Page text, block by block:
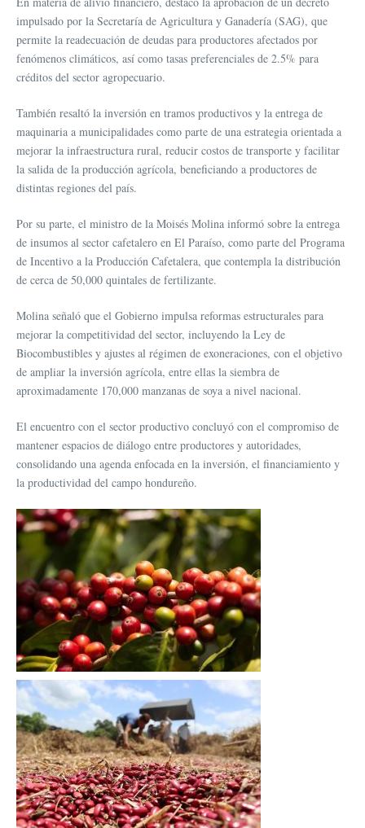
impulsado por la Secretaría de Agricultura y Ganadería (SAG), que
permite la readecuación de deudas para productores afectados por
fenómenos climáticos, así como tasas preferenciales de 2.5% para
créditos del sector agropecuario.
También resaltó la inversión en tramos productivos y la entrega de
maquinaria a municipalidades como parte de una estrategia orientada a
mejorar la infraestructura rural, reducir costos de transporte y facilitar
la salida de la producción agrícola, beneficiando a productores de
distintas regiones del país.
Por su parte, el ministro de la Moisés Molina informó sobre la entrega
de insumos al sector cafetalero en El Paraíso, como parte del Programa
de Incentivo a la Producción Cafetalera, que contempla la distribución
de cerca de 50,000 quintales de fertilizante.
Molina señaló que el Gobierno impulsa reformas estructurales para
mejorar la competitividad del sector, incluyendo la Ley de
Biocombustibles y ajustes al régimen de exoneraciones, con el objetivo
de ampliar la inversión agrícola, entre ellas la siembra de
aproximadamente 170,000 manzanas de soya a nivel nacional.
El encuentro con el sector productivo concluyó con el compromiso de
mantener espacios de diálogo entre productores y autoridades,
consolidando una agenda enfocada en la inversión, el financiamiento y
la productividad del campo hondureño.